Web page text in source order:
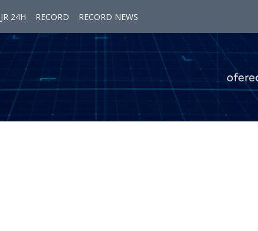
JR 24H RECORD RECORD NEWS